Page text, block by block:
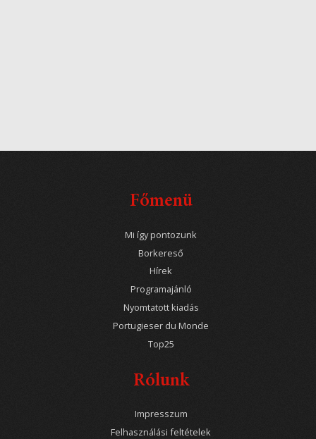
Főmenü
Mi így pontozunk
Borkereső
Hírek
Programajánló
Nyomtatott kiadás
Portugieser du Monde
Top25
Rólunk
Impresszum
Felhasználási feltételek